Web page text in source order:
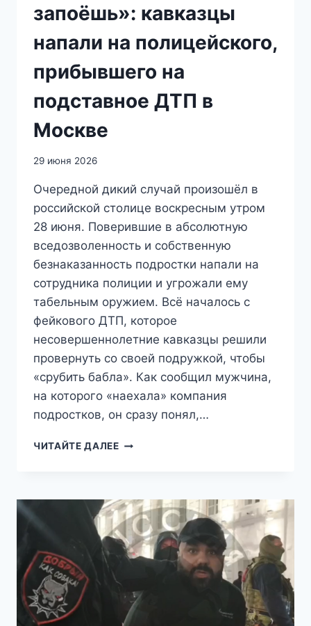
запоёшь»: кавказцы
напали на полицейского,
прибывшего на
подставное ДТП в
Москве
29 июня 2026
Очередной дикий случай произошёл в
российской столице воскресным утром
28 июня. Поверившие в абсолютную
вседозволенность и собственную
безнаказанность подростки напали на
сотрудника полиции и угрожали ему
табельным оружием. Всё началось с
фейкового ДТП, которое
несовершеннолетние кавказцы решили
провернуть со своей подружкой, чтобы
«срубить бабла». Как сообщил мужчина,
на которого «наехала» компания
подростков, он сразу понял,…
ЧИТАЙТЕ ДАЛЕЕ«ПИСТОЛЕТ
КАК
ЗАПОЁШЬ»:
КАВКАЗЦЫ
НАПАЛИ
НА
ПОЛИЦЕЙСКОГО,
ПРИБЫВШЕГО
НА
ПОДСТАВНОЕ